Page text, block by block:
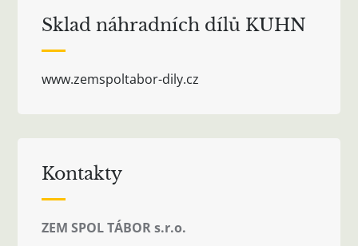
Sklad náhradních dílů KUHN
www.zemspoltabor-dily.cz
Kontakty
ZEM SPOL TÁBOR s.r.o.